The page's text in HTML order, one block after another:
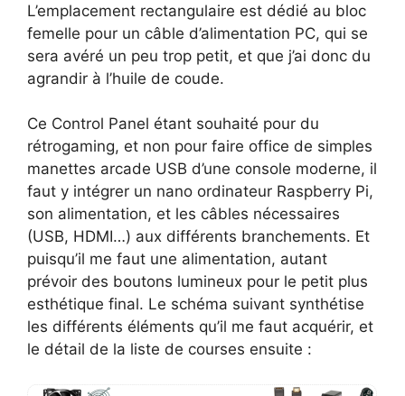
L’emplacement rectangulaire est dédié au bloc
femelle pour un câble d’alimentation PC, qui se
sera avéré un peu trop petit, et que j’ai donc du
agrandir à l’huile de coude.
Ce Control Panel étant souhaité pour du
rétrogaming, et non pour faire office de simples
manettes arcade USB d’une console moderne, il
faut y intégrer un nano ordinateur Raspberry Pi,
son alimentation, et les câbles nécessaires
(USB, HDMI…) aux différents branchements. Et
puisqu’il me faut une alimentation, autant
prévoir des boutons lumineux pour le petit plus
esthétique final. Le schéma suivant synthétise
les différents éléments qu’il me faut acquérir, et
le détail de la liste de courses ensuite :